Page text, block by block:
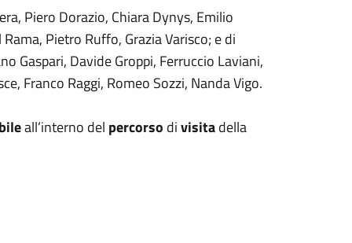
Piero Dorazio, Chiara Dynys, Emilio
Pietro Ruffo, Grazia Varisco; e di
Gaspari, Davide Groppi, Ferruccio Laviani,
Franco Raggi, Romeo Sozzi, Nanda Vigo.
all’interno del percorso divisitadella